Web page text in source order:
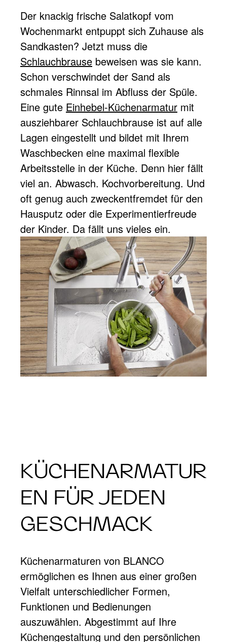
Der knackig frische Salatkopf vom
Wochenmarkt entpuppt sich Zuhause als
Sandkasten? Jetzt muss die
Schlauchbrause beweisen was sie kann.
Schon verschwindet der Sand als
schmales Rinnsal im Abfluss der Spüle.
Eine gute Einhebel-Küchenarmatur mit
ausziehbarer Schlauchbrause ist auf alle
Lagen eingestellt und bildet mit Ihrem
Waschbecken eine maximal flexible
Arbeitsstelle in der Küche. Denn hier fällt
viel an. Abwasch. Kochvorbereitung. Und
oft genug auch zweckentfremdet für den
Hausputz oder die Experimentierfreude
der Kinder. Da fällt uns vieles ein.
KÜCHENARMATUR
EN FÜR JEDEN
GESCHMACK
Küchenarmaturen von BLANCO
ermöglichen es Ihnen aus einer großen
Vielfalt unterschiedlicher Formen,
Funktionen und Bedienungen
auszuwählen. Abgestimmt auf Ihre
Küchengestaltung und den persönlichen